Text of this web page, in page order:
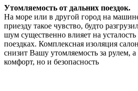
Утомляемость от дальних поездок.
На море или в другой город на
приезду такое чувство, будто
шум существенно влияет на
поездках. Комплексная изоляция
снизит Вашу утомляемость за рулем, а
комфорт, но и безопасность